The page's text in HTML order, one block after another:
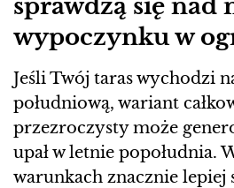
sprawdzą się nad
wypoczynku w
Jeśli Twój taras wychodzi
południową, wariant
przezroczysty może
upał w letnie popołudnia.
warunkach znacznie lepiej